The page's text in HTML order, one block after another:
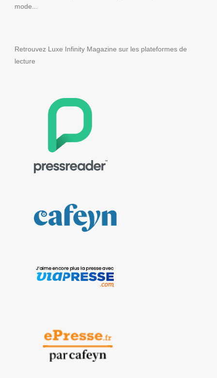
mode...
Retrouvez Luxe Infinity Magazine sur les plateformes de
lecture